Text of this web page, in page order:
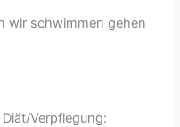
wir schwimmen gehen
Verpflegung: